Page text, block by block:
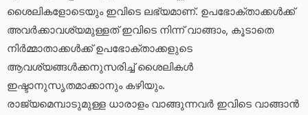
ശൈലികളോടെയും ഇവിടെ ലഭ്യമാണ്. ഉപഭോക്താക്കൾക്ക്
അവർക്കാവശ്യമുള്ളത് ഇവിടെ നിന്ന് വാങ്ങാം, കൂടാതെ
നിർമ്മാതാക്കൾക്ക് ഉപഭോക്താക്കളുടെ
ആവശ്യങ്ങൾക്കനുസരിച്ച് ശൈലികൾ
ഇഷ്ടാനുസൃതമാക്കാനും കഴിയും.
രാജ്യമെമ്പാടുമുള്ള ധാരാളം വാങ്ങുന്നവർ ഇവിടെ വാങ്ങാൻ